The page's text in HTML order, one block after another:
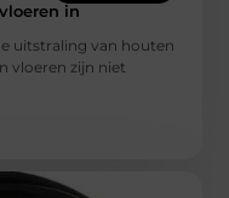
in
uitstraling van houten
vloeren zijn niet